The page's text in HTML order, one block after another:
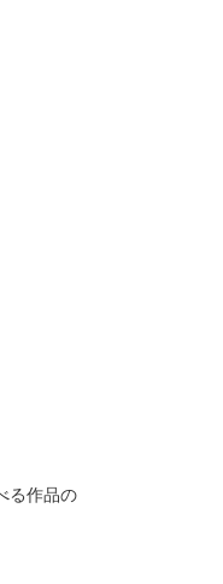
る作品の